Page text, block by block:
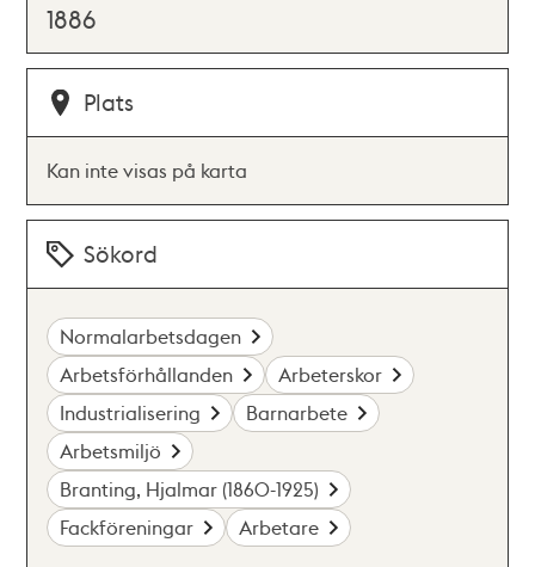
1886
Plats
Kan inte visas på karta
Sökord
Normalarbetsdagen
Arbetsförhållanden
Arbeterskor
Industrialisering
Barnarbete
Arbetsmiljö
Branting, Hjalmar (1860-1925)
Fackföreningar
Arbetare